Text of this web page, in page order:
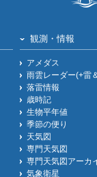
観測・情報
アメダス
雨雲レーダー(+雷
落雷情報
歳時記
生物平年値
季節の便り
天気図
専門天気図
専門天気図アーカ
気象衛星